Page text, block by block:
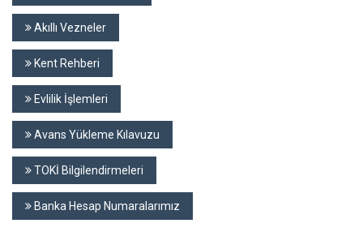
Akıllı Vezneler
Kent Rehberi
Evlilik İşlemleri
Avans Yükleme Kılavuzu
TOKİ Bilgilendirmeleri
Banka Hesap Numaralarımız